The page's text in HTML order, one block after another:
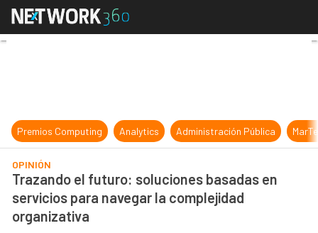
Trazando el futuro: soluciones
Premios Computing Analytics Administración Pública
OPINIÓN
Trazando el futuro: soluciones basadas en
servicios para navegar la complejidad
organizativa